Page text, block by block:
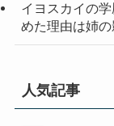
イヨスカイの
めた理由は姉の
人気記事